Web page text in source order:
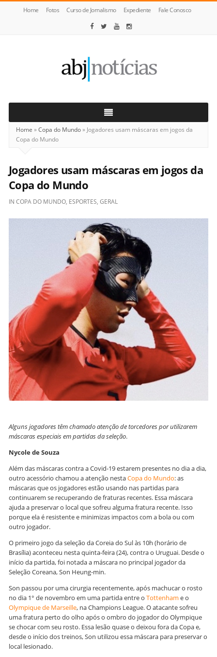
Home Fotos Curso de Jornalismo Expediente Fale Conosco
Notícias
Home »Copa do Mundo» Jogadores usam máscaras em jogos da
Copa do Mundo
Jogadores usam máscaras em jogos da
Copa do Mundo
IN COPA DO MUNDO, ESPORTES, GERAL
Alguns jogadores têm chamado atenção de torcedores por utilizarem
máscaras especiais em partidas da seleção.
Nycole de Souza
Além das máscaras contra a Covid-19 estarem presentes no dia a dia,
outro acessório chamou a atenção nestaCopa do Mundo: as
máscaras que os jogadores estão usando nas partidas para
continuarem se recuperando de fraturas recentes. Essa máscara
ajuda a preservar o local que sofreu alguma fratura recente. Isso
porque ela é resistente e minimizas impactos com a bola ou com
outro jogador.
O primeiro jogo da seleção da Coreia do Sul às 10h (horário de
Brasília) aconteceu nesta quinta-feira (24), contra o Uruguai. Desde o
início da partida, foi notada a máscara no principal jogador da
Seleção Coreana, Son Heung-min.
Son passou por uma cirurgia recentemente, após machucar o rosto
no dia 1° de novembro em uma partida entre o Tottenham e o
Olympique de Marseille, na Champions League. O atacante sofreu
uma fratura perto do olho após o ombro do jogador do Olympique
se chocar com seu rosto. Essa lesão quase o deixou fora da Copa e,
desde o início dos treinos, Son utilizou essa máscara para preservar o
local lesionado.